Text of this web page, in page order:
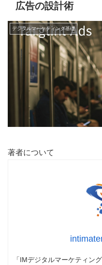
広告の設計術
デジタルマーケティング基礎
著者について
「IMデジタルマーケティン